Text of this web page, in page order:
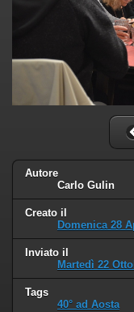
Autore
Carlo Gulin
Creato il
Domenica 28
Inviato il
Martedì 22
Tags
40° ad Aosta